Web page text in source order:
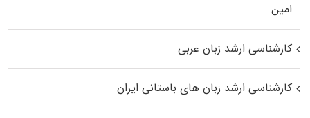
اﻣﻴﻦ
کارشناسی ارشد زبان عربی
کارشناسی ارشد زبان‌ های باستانی ایران